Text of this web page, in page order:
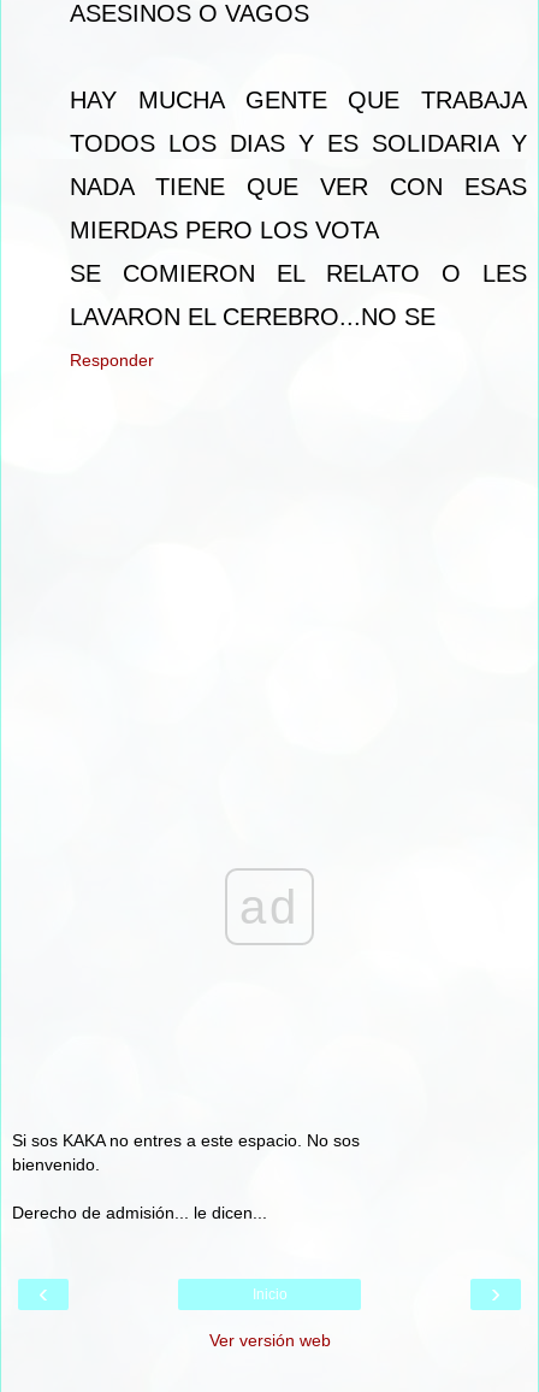
ASESINOS O VAGOS
HAY MUCHA GENTE QUE TRABAJA
TODOS LOS DIAS Y ES SOLIDARIA Y
NADA TIENE QUE VER CON ESAS
MIERDAS PERO LOS VOTA
SE COMIERON EL RELATO O LES
LAVARON EL CEREBRO...NO SE
Responder
ad
Si sos KAKA no entres a este espacio. No sos
bienvenido.
Derecho de admisión... le dicen...
‹ ›
Inicio
Ver versión web